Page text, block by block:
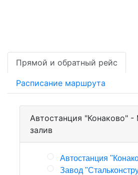
Прямой и обратный рейс
Расписание маршрута
Автостанция "Конаково"
залив
Автостанция
Завод